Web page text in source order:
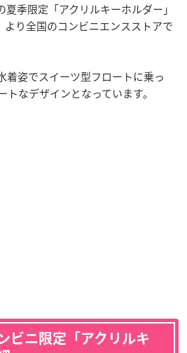
夏季限定「アクリルキーホルダー」
より全国のコンビニエンスストアで
着姿でスイーツ型フロートに乗っ
なデザインとなっています。
ビニ限定「アクリルキ